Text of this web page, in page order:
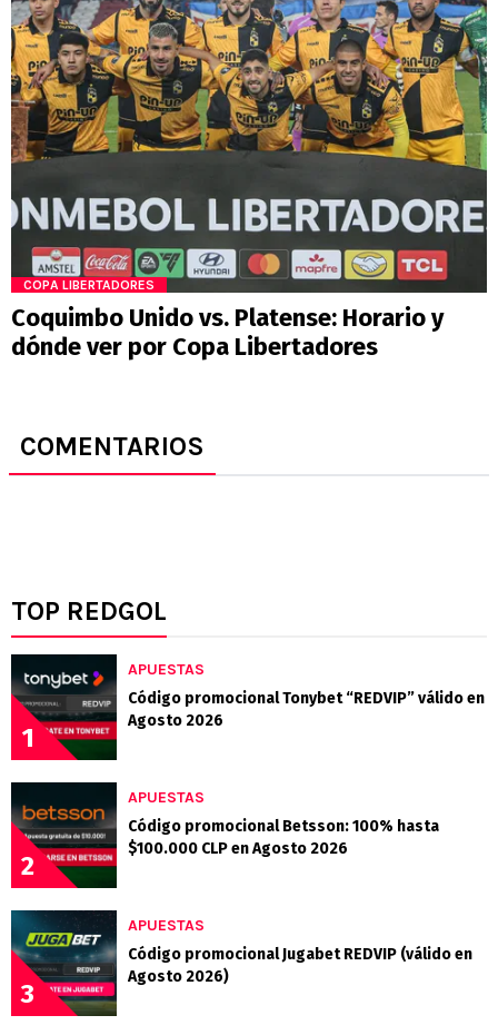
COPA LIBERTADORES
Coquimbo Unido vs. Platense: Horario y
dónde ver por Copa Libertadores
COMENTARIOS
TOP REDGOL
1
APUESTAS
Código promocional Tonybet “REDVIP” válido en
Agosto 2026
2
APUESTAS
Código promocional Betsson: 100% hasta
$100.000 CLP en Agosto 2026
3
APUESTAS
Código promocional Jugabet REDVIP (válido en
Agosto 2026)